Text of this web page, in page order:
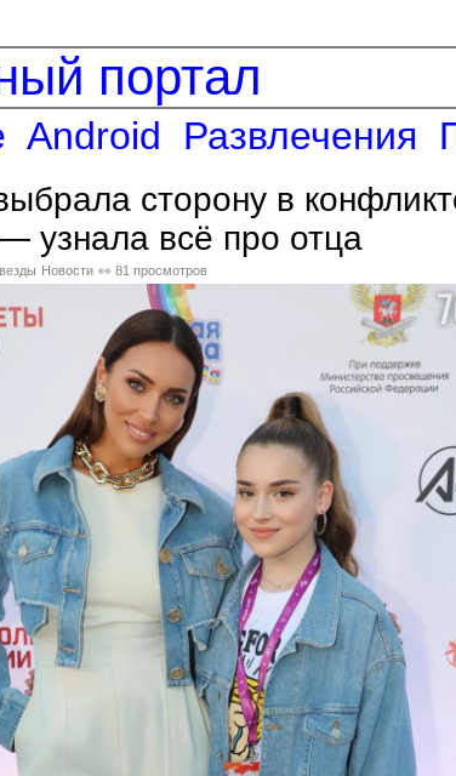
портал
Android Развлечения
сторону в
узнала всё про отца
Новости 👀 81 просмотров